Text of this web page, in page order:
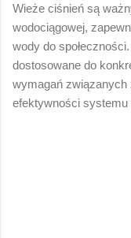
Wieże ciśnień są
wodociągowej,
wody do
dostosowane do
wymagań związanych
efektywności systemu